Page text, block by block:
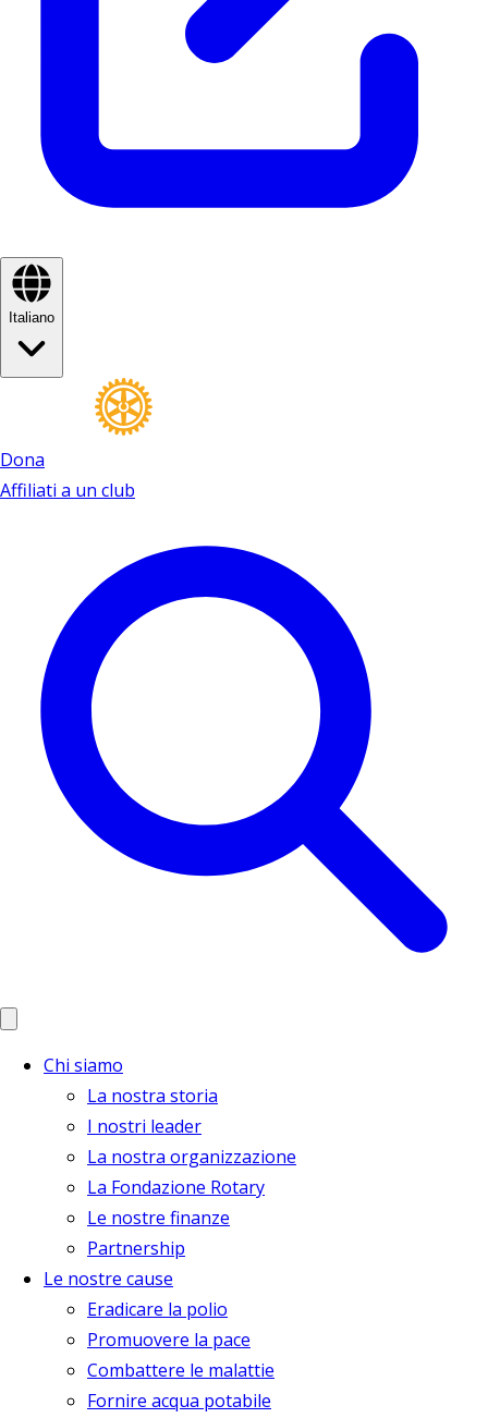
Italiano
Dona
Affiliati a un club
Chi siamo
La nostra storia
I nostri leader
La nostra organizzazione
La Fondazione Rotary
Le nostre finanze
Partnership
Le nostre cause
Eradicare la polio
Promuovere la pace
Combattere le malattie
Fornire acqua potabile